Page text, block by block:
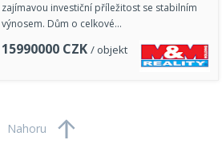
zajímavou investiční příležitost se stabilním
výnosem. Dům o celkové…
15990000 CZK / objekt
Nahoru